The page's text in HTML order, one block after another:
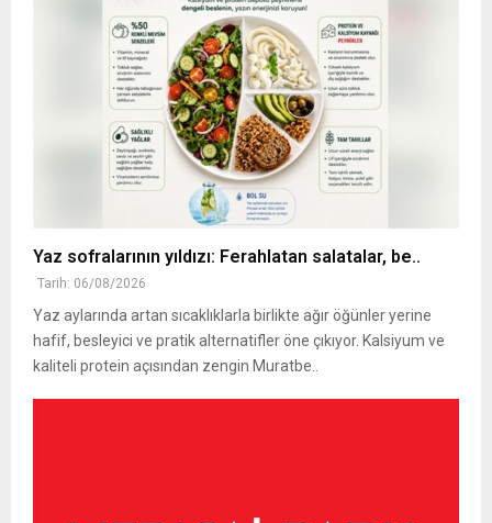
Yaz sofralarının yıldızı: Ferahlatan salatalar, be..
Tarih: 06/08/2026
Yaz aylarında artan sıcaklıklarla birlikte ağır öğünler yerine
hafif, besleyici ve pratik alternatifler öne çıkıyor. Kalsiyum ve
kaliteli protein açısından zengin Muratbe..